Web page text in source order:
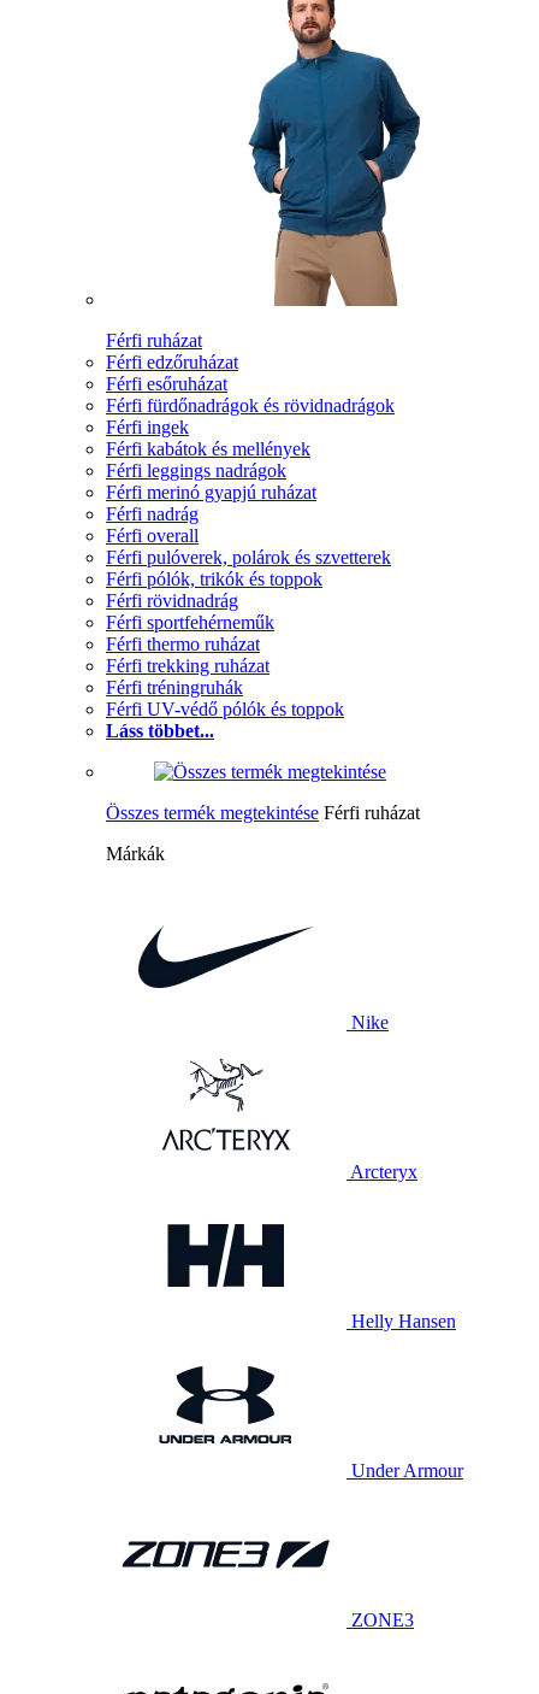
Férfi ruházat
Férfi edzőruházat
Férfi esőruházat
Férfi fürdőnadrágok és rövidnadrágok
Férfi ingek
Férfi kabátok és mellények
Férfi leggings nadrágok
Férfi merinó gyapjú ruházat
Férfi nadrág
Férfi overall
Férfi pulóverek, polárok és szvetterek
Férfi pólók, trikók és toppok
Férfi rövidnadrág
Férfi sportfehérneműk
Férfi thermo ruházat
Férfi trekking ruházat
Férfi tréningruhák
Férfi UV-védő pólók és toppok
Láss többet...
Összes termék megtekintése Férfi ruházat
Márkák
Nike
Arcteryx
Helly Hansen
Under Armour
ZONE3